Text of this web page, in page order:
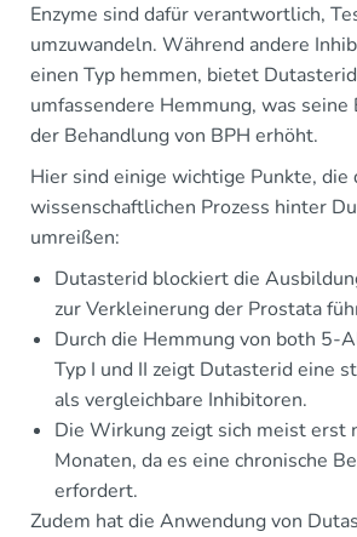
Enzyme sind dafür verantwortlich,
umzuwandeln. Während andere
einen Typ hemmen, bietet
umfassendere Hemmung, was
der Behandlung von BPH erhöht.
Hier sind einige wichtige Punkte, die
wissenschaftlichen Prozess hinter
umreißen:
Dutasterid blockiert die
zur Verkleinerung der Prostata
Durch die Hemmung von both 5-
Typ I und II zeigt Dutasterid eine
als vergleichbare Inhibitoren.
Die Wirkung zeigt sich meist erst
Monaten, da es eine chronische
erfordert.
Zudem hat die Anwendung von